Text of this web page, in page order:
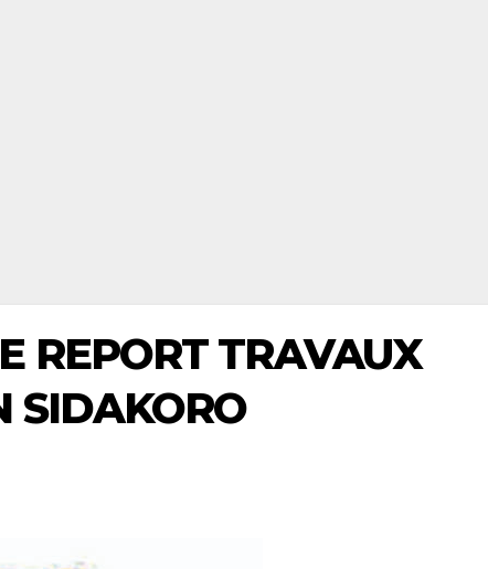
REPORT TRAVAUX
SIDAKORO